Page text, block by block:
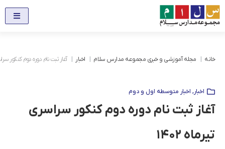
خانه مجله آموزشی و خبری مجموعه مدارس سلام اخبار آغاز ثبت نام دوره دوم کنکور
اخبار, اخبار متوسطه اول و دوم
آغاز ثبت نام دوره دوم کنکور سراسری
تیرماه ۱۴۰۲